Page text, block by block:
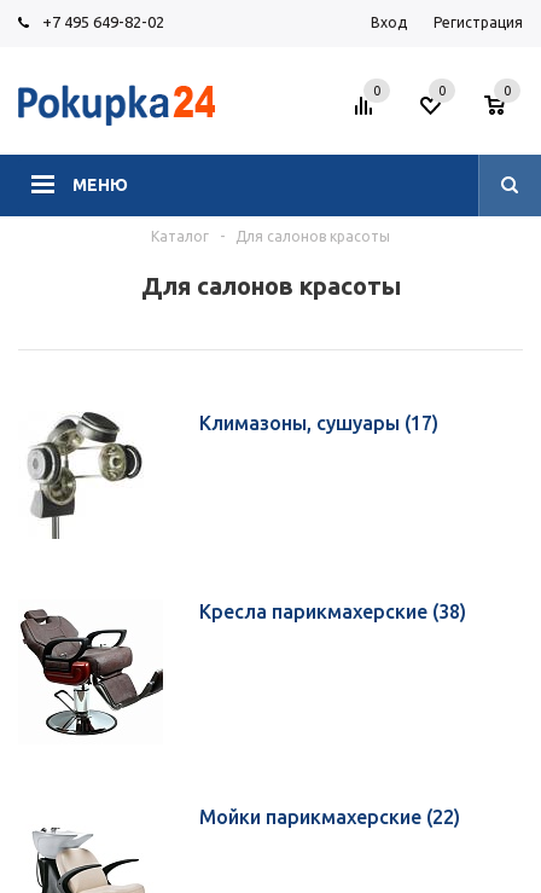
+7 495 649-82-02 Вход Регистрация
МЕНЮ
0 0
0
Каталог - Для салонов красоты
Для салонов красоты
Климазоны, сушуары (17)
Кресла парикмахерские (38)
Мойки парикмахерские (22)